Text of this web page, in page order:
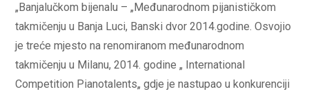
„Banjalučkom bijenalu – „Međunarodnom pijanističkom
takmičenju u Banja Luci, Banski dvor 2014.godine. Osvojio
je treće mjesto na renomiranom međunarodnom
takmičenju u Milanu, 2014. godine „ International
Competition Pianotalents„ gdje je nastupao u konkurenciji